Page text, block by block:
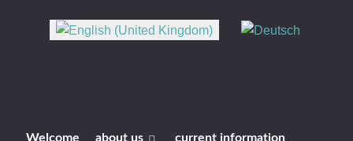
Select your language
Welcome about us current information